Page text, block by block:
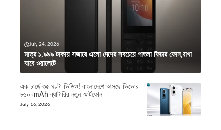
July 24, 2026
মাত্র ১,৯৯৯ টাকায় বাজারে এলো দেশের সবচেয়ে পাতলা ফিচার ফোন,রাখা
যাবে ওয়ালেটে
এক চার্জে ৩৫ ঘণ্টা ভিডিও! বাংলাদেশে আসছে ভিভোর
৮১০০mAh ব্যাটারির নতুন স্মার্টফোন
July 16, 2026